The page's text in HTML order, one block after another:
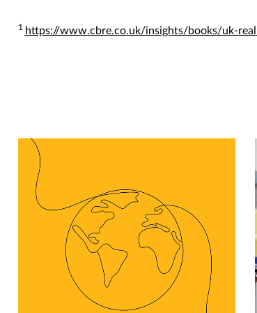
1 https://www.cbre.co.uk/insights/books/uk-